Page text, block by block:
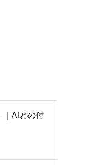
｜AIとの付